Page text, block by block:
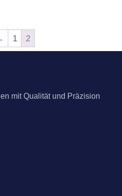
1 2
mit Qualität und Präzision